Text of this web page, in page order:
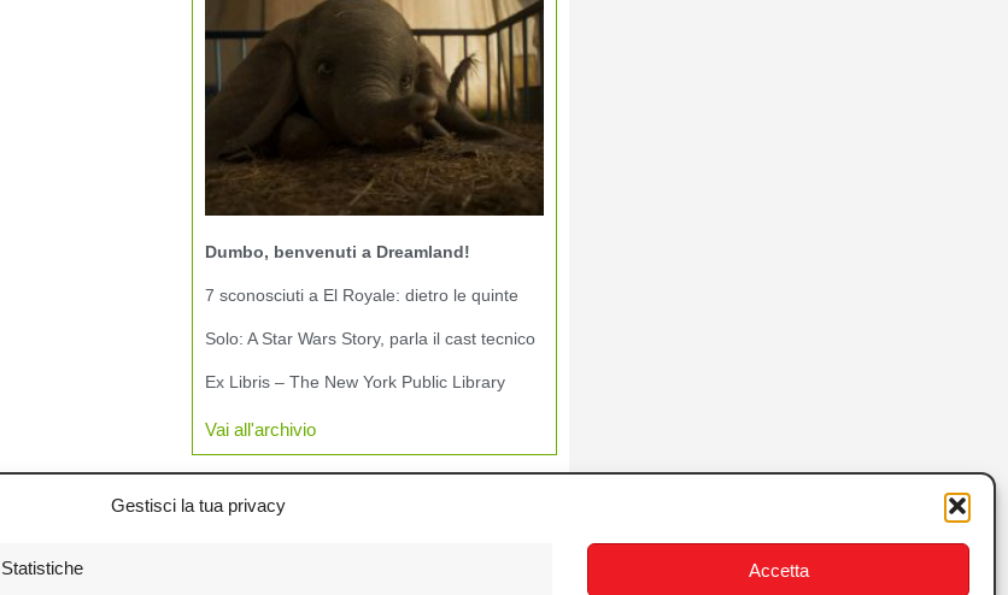
Gestisci la tua privacy
Statistiche Accetta
Dumbo, benvenuti a Dreamland!
7 sconosciuti a El Royale: dietro le quinte
Solo: A Star Wars Story, parla il cast tecnico
Ex Libris – The New York Public Library
Vai all'archivio